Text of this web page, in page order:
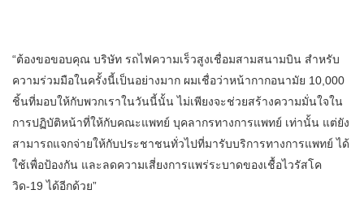
“ต้องขอขอบคุณ บริษัท รถไฟความเร็วสูงเชื่อมสามสนามบิน สำหรับ
ความร่วมมือในครั้งนี้เป็นอย่างมาก ผมเชื่อว่าหน้ากากอนามัย 10,000
ชิ้นที่มอบให้กับพวกเราในวันนี้นั้น ไม่เพียงจะช่วยสร้างความมั่นใจใน
การปฏิบัติหน้าที่ให้กับคณะแพทย์ บุคลากรทางการแพทย์ เท่านั้น แต่ยัง
สามารถแจกจ่ายให้กับประชาชนทั่วไปที่มารับบริการทางการแพทย์ ได้
ใช้เพื่อป้องกัน และลดความเสี่ยงการแพร่ระบาดของเชื้อไวรัสโค
วิด-19 ได้อีกด้วย”